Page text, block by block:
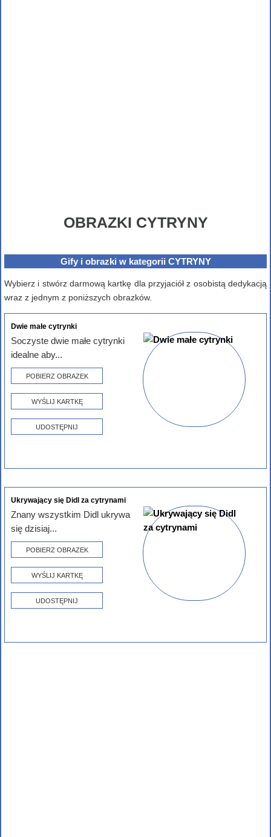
OBRAZKI CYTRYNY
Gify i obrazki w kategorii CYTRYNY
Wybierz i stwórz darmową kartkę dla przyjaciół z osobistą dedykacją
wraz z jednym z poniższych obrazków.
Dwie małe cytrynki
Soczyste dwie małe cytrynki
idealne aby...
POBIERZ OBRAZEK
WYŚLIJ KARTKĘ
UDOSTĘPNIJ
Ukrywający się Didl za cytrynami
Znany wszystkim Didl ukrywa
się dzisiaj...
POBIERZ OBRAZEK
WYŚLIJ KARTKĘ
UDOSTĘPNIJ